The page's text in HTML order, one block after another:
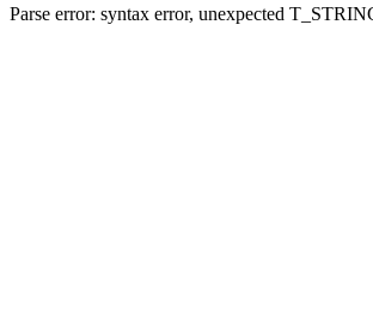
Parse error: syntax error, unexpected